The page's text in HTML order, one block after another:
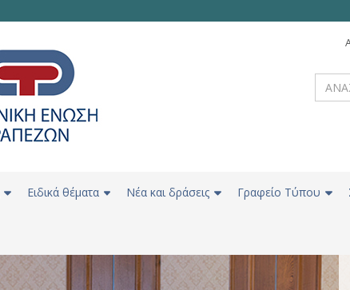
Ειδικά θέματα Νέα και δράσεις Γραφείο Τύπου